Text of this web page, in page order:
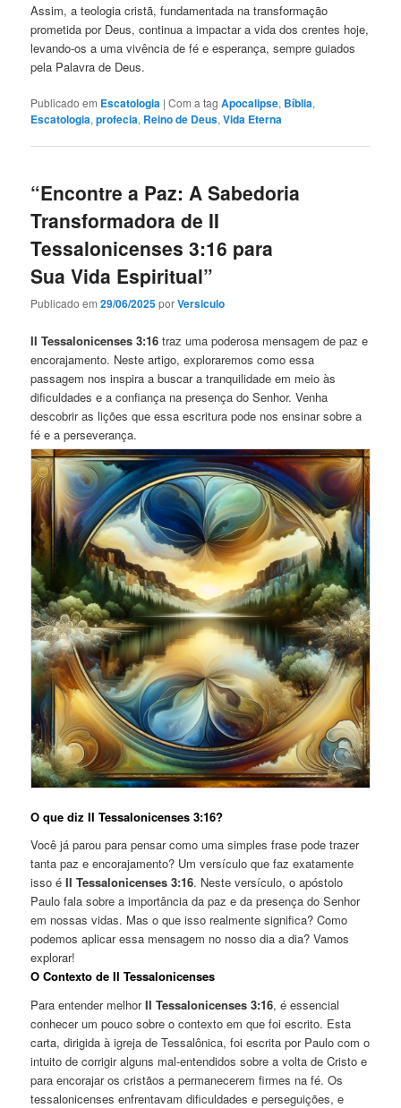
Assim, a teologia cristã, fundamentada na transformação
prometida por Deus, continua a impactar a vida dos crentes hoje,
levando-os a uma vivência de fé e esperança, sempre guiados
pela Palavra de Deus.
Publicado em Escatologia |Com a tagApocalipse, Bíblia,
Escatologia,profecia, Reino de Deus,Vida Eterna
“Encontre a Paz: A Sabedoria
Transformadora de II
Tessalonicenses 3:16 para
Sua Vida Espiritual”
Publicado em29/06/2025porVersiculo
II Tessalonicenses 3:16 traz uma poderosa mensagem de paz e
encorajamento. Neste artigo, exploraremos como essa
passagem nos inspira a buscar a tranquilidade em meio às
dificuldades e a confiança na presença do Senhor. Venha
descobrir as lições que essa escritura pode nos ensinar sobre a
fé e a perseverança.
O que diz II Tessalonicenses 3:16?
Você já parou para pensar como uma simples frase pode trazer
tanta paz e encorajamento? Um versículo que faz exatamente
isso éII Tessalonicenses 3:16. Neste versículo, o apóstolo
Paulo fala sobre a importância da paz e da presença do Senhor
em nossas vidas. Mas o que isso realmente significa? Como
podemos aplicar essa mensagem no nosso dia a dia? Vamos
explorar!
O Contexto de II Tessalonicenses
Para entender melhorII Tessalonicenses 3:16, é essencial
conhecer um pouco sobre o contexto em que foi escrito. Esta
carta, dirigida à igreja de Tessalônica, foi escrita por Paulo com o
intuito de corrigir alguns mal-entendidos sobre a volta de Cristo e
para encorajar os cristãos a permanecerem firmes na fé. Os
tessalonicenses enfrentavam dificuldades e perseguições, e